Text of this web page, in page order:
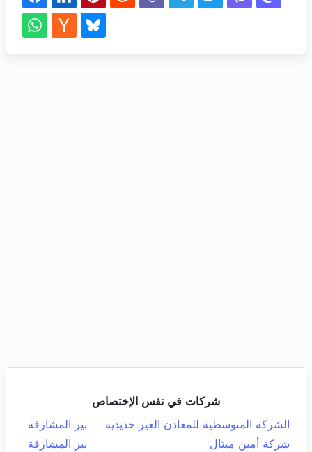
شركات في نفس الإختصاص
الشركة المتوسطية للمعادن الغير حديدية
بير المشارقة
شركة أمين ميتال
بير المشارقة